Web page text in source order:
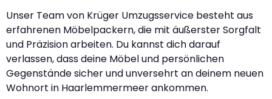
Unser Team von Krüger Umzugsservice besteht aus
erfahrenen Möbelpackern, die mit äußerster Sorgfalt
und Präzision arbeiten. Du kannst dich darauf
verlassen, dass deine Möbel und persönlichen
Gegenstände sicher und unversehrt an deinem neuen
Wohnort in Haarlemmermeer ankommen.